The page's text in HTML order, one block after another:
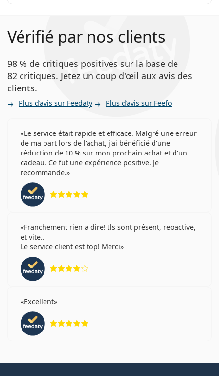
Lentilles sphériques et asphériques
Vérifié par nos clients
98 % de critiques positives sur la base de
82 critiques. Jetez un coup d'œil aux avis des
clients.
Plus d’avis sur Feedaty Plus d’avis sur Feefo
Le service était rapide et efficace. Malgré une erreur
de ma part lors de l'achat, j'ai bénéficié d'une
réduction de 10 % sur mon prochain achat et d'un
cadeau. Ce fut une expérience positive. Je
recommande.
Franchement rien a dire! Ils sont présent, reoactive,
et vite..
Le service client est top! Merci
Excellent